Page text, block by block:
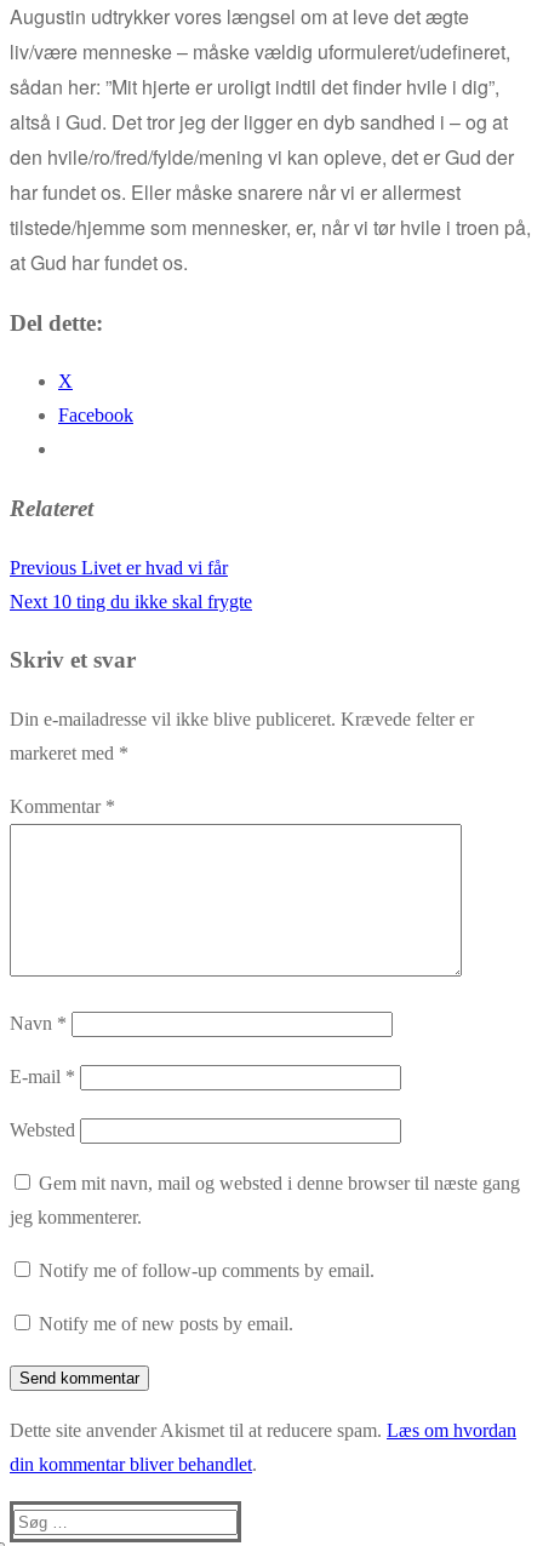
Augustin udtrykker vores længsel om at leve det ægte
liv/være menneske – måske vældig uformuleret/udefineret,
sådan her: ”Mit hjerte er uroligt indtil det finder hvile i dig”,
altså i Gud. Det tror jeg der ligger en dyb sandhed i – og at
den hvile/ro/fred/fylde/mening vi kan opleve, det er Gud der
har fundet os. Eller måske snarere når vi er allermest
tilstede/hjemme som mennesker, er, når vi tør hvile i troen på,
at Gud har fundet os.
Del dette:
X
Facebook
Relateret
Indlægsnavigation
Previous Previous
post:
Livet er hvad vi får
Next Next
10 ting du ikke skal frygte
Skriv et svar
Din e-mailadresse vil ikke blive publiceret. Krævede felter er
markeret med *
Kommentar *
Navn *
E-mail *
Websted
Gem mit navn, mail og websted i denne browser til næste gang
jeg kommenterer.
Notify me of follow-up comments by email.
Notify me of new posts by email.
Dette site anvender Akismet til at reducere spam. Læs om hvordan
din kommentar bliver behandlet.
Søg